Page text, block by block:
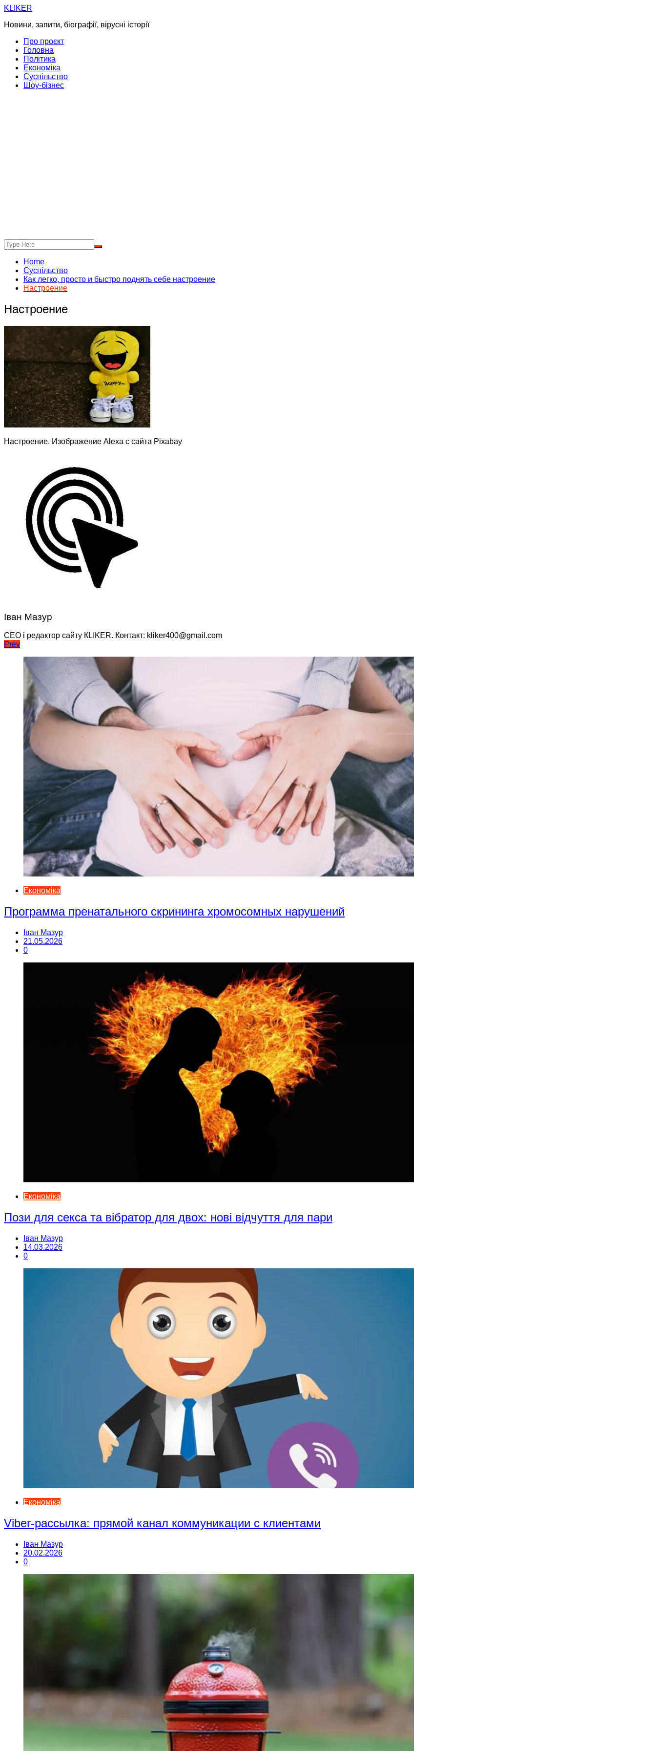
Skip
content
KLIKER
Новини, запити, біографії, вірусні історії
Про проєкт
Головна
Політика
Економіка
Суспільство
Шоу-бізнес
Home
Суспільство
Как легко, просто и быстро поднять себе настроение
Настроение
Настроение
Настроение. Изображение Alexa с сайта Pixabay
Іван Мазур
CEO і редактор сайту КLIKER. Контакт: kliker400@gmail.com
Навігація
записів
Prev
Економіка
Программа пренатального скрининга хромосомных нарушений
Іван Мазур
21.05.2026
0
Економіка
Пози для секса та вібратор для двох: нові відчуття для пари
Іван Мазур
14.03.2026
0
Економіка
Viber-рассылка: прямой канал коммуникации с клиентами
Іван Мазур
20.02.2026
0